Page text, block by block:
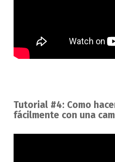
Tutorial #4: Como
fácilmente con una